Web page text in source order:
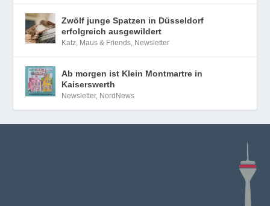
Zwölf junge Spatzen in Düsseldorf
erfolgreich ausgewildert
Katz, Maus & Friends, Newsletter
Ab morgen ist Klein Montmartre in
Kaiserswerth
Newsletter, NordNews